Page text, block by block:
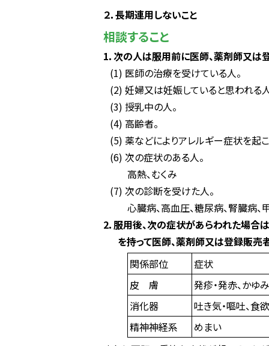
２．長期連用しないこと
相談すること
1．次の人は服用前に医師、薬剤師又は
(1) 医師の治療を受けている人。
(2) 妊婦又は妊娠していると思われる
(3) 授乳中の人。
(4) 高齢者。
(5) 薬などによりアレルギー症状を起
(6) 次の症状のある人。
高熱、むくみ
(7) 次の診断を受けた人。
心臓病、高血圧、糖尿病、腎臓病
2．服用後、次の症状があらわれた場
を持って医師、薬剤師又は登録販売
関係部位
症状
皮 膚
発疹・発赤、かゆみ
消化器
吐き気・嘔吐、食
精神神経系
めまい